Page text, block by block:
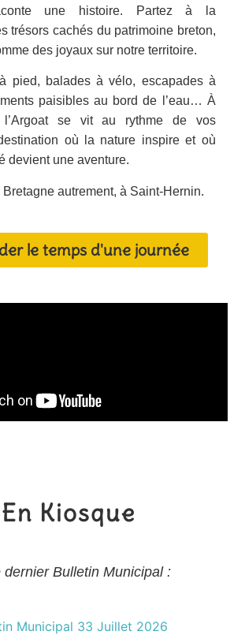
une histoire. Partez à la
trésors cachés du patrimoine breton,
des joyaux sur notre territoire.
pied, balades à vélo, escapades à
paisibles au bord de l’eau… À
l’Argoat se vit au rythme de vos
où la nature inspire et où
devient une aventure.
autrement, à Saint-Hernin.
le temps d'une journée
En Kiosque
dernier Bulletin Municipal :
Municipal 33 Juillet 2026